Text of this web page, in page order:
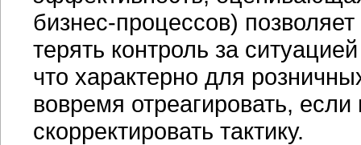
бизнес-процессов)
терять контроль за
что характерно для
вовремя отреагировать,
скорректировать тактику.